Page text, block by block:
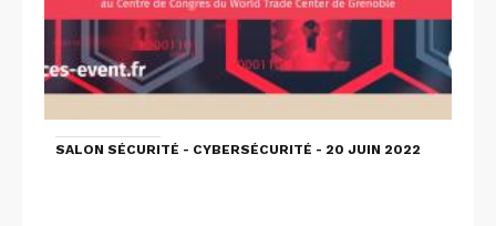
SALON SÉCURITÉ - CYBERSÉCURITÉ - 20 JUIN 2022